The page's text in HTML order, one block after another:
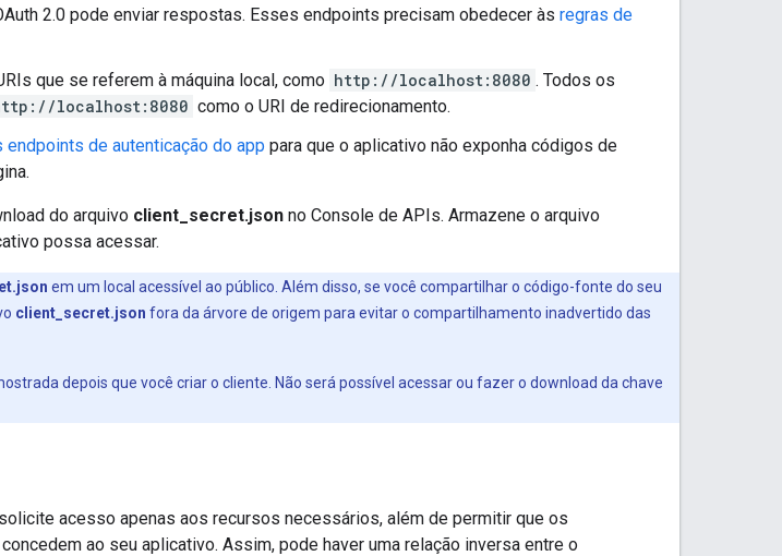
2.0 pode enviar respostas. Esses endpoints precisam obedecer às regras de
que se referem à máquina local, como http://localhost:8080 . Todos os
localhost:8080 como o URI de redirecionamento.
endpoints de autenticação do app para que o aplicativo não exponha códigos de
do arquivo client_secret.json no Console de APIs. Armazene o arquivo
possa acessar.
em um local acessível ao público. Além disso, se você compartilhar o código-fonte do seu
client_secret.json fora da árvore de origem para evitar o compartilhamento inadvertido das
depois que você criar o cliente. Não será possível acessar ou fazer o download da chave
acesso apenas aos recursos necessários, além de permitir que os
ao seu aplicativo. Assim, pode haver uma relação inversa entre o